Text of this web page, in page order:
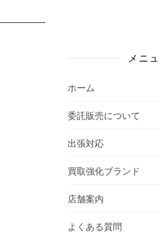
メニ
ホーム
委託販売について
出張対応
買取強化ブランド
店舗案内
よくある質問